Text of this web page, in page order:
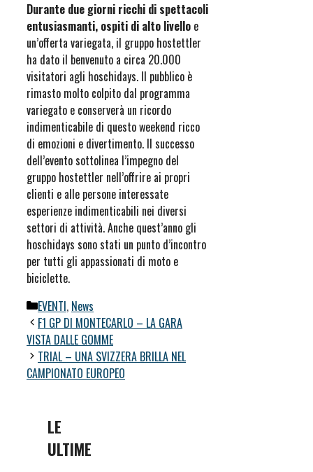
Durante due giorni ricchi di spettacoli
entusiasmanti, ospiti di alto livello e
un’offerta variegata, il gruppo hostettler
ha dato il benvenuto a circa 20.000
visitatori agli hoschidays. Il pubblico è
rimasto molto colpito dal programma
variegato e conserverà un ricordo
indimenticabile di questo weekend ricco
di emozioni e divertimento. Il successo
dell’evento sottolinea l’impegno del
gruppo hostettler nell’offrire ai propri
clienti e alle persone interessate
esperienze indimenticabili nei diversi
settori di attività. Anche quest’anno gli
hoschidays sono stati un punto d’incontro
per tutti gli appassionati di moto e
biciclette.
Categorie
EVENTI, News
F1 GP DI MONTECARLO – LA GARA
VISTA DALLE GOMME
TRIAL – UNA SVIZZERA BRILLA NEL
CAMPIONATO EUROPEO
LE
ULTIME